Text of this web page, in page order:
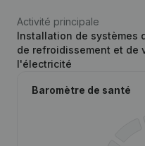
Activité principale
Installation de systèmes
de refroidissement et de
l'électricité
Baromètre de santé